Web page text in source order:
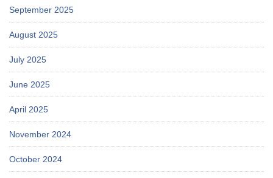
September 2025
August 2025
July 2025
June 2025
April 2025
November 2024
October 2024